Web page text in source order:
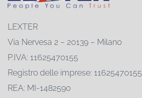
LEXTER
Via Nervesa 2 – 20139 – Milano
P.IVA: 11625470155
Registro delle imprese: 11625470155
REA: MI-1482590